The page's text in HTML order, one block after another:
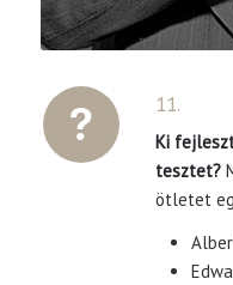
11.
Ki
tesztet?
ötletet